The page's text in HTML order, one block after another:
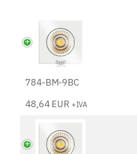
784-BM-9BC
48,64 EUR +IVA